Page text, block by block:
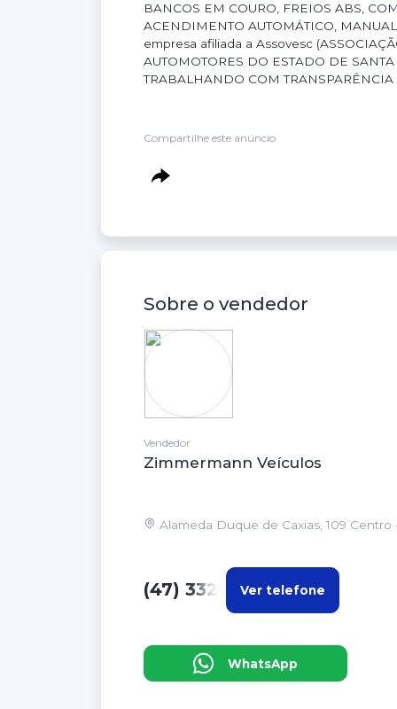
BANCOS EM COURO, FREIOS ABS,
ACENDIMENTO AUTOMÁTICO,
empresa afiliada a Assovesc
AUTOMOTORES DO ESTADO DE
TRABALHANDO COM TRANSPARÊNCIA
Compartilhe este anúncio
Sobre o vendedor
Vendedor
Zimmermann Veículos
Alameda Duque de Caxias, 109
(47) 3326-3391Ver telefone
WhatsApp